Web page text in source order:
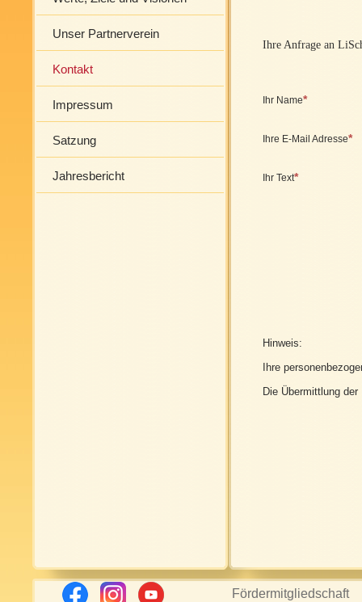
Unser Partnerverein
Kontakt
Impressum
Satzung
Jahresbericht
Ihre Anfrage an
Ihr Name
Ihre E-Mail Adresse
Ihr Text
Hinweis:
Ihre
Die Übermittlung
Fördermitgliedschaft